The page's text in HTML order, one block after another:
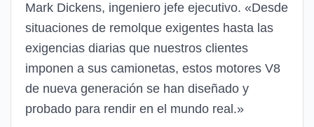
Mark Dickens, ingeniero jefe ejecutivo. «Desde
situaciones de remolque exigentes hasta las
exigencias diarias que nuestros clientes
imponen a sus camionetas, estos motores V8
de nueva generación se han diseñado y
probado para rendir en el mundo real.»